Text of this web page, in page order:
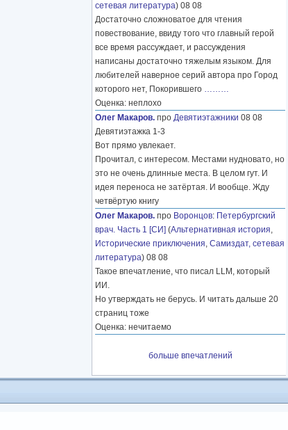
сетевая литература) 08 08
Достаточно сложноватое для чтения
повествование, ввиду того что главный герой
все время рассуждает, и рассуждения
написаны достаточно тяжелым языком. Для
любителей наверное серий автора про Город
которого нет, Покорившего ………
Оценка: неплохо
Олег Макаров. про Девятиэтажники 08 08
Девятиэтажка 1-3
Вот прямо увлекает.
Прочитал, с интересом. Местами нудновато, но
это не очень длинные места. В целом гут. И
идея переноса не затёртая. И вообще. Жду
четвёртую книгу
Олег Макаров. про Воронцов: Петербургский
врач. Часть 1 [СИ] (Альтернативная история,
Исторические приключения, Самиздат, сетевая
литература) 08 08
Такое впечатление, что писал LLM, который
ИИ.
Но утверждать не берусь. И читать дальше 20
страниц тоже
Оценка: нечитаемо
больше впечатлений